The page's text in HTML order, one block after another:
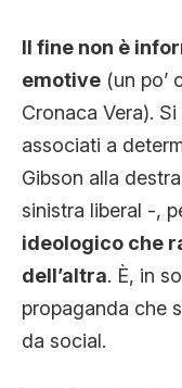
Il fine non è
emotive (un po’
Cronaca Vera).
associati a
Gibson alla
sinistra liberal -,
ideologico che
dell’altra. È, in
propaganda che
da social.